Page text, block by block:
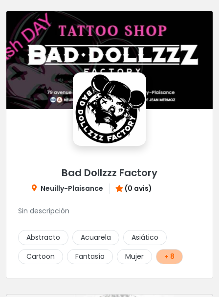
Bad Dollzzz Factory
Neuilly-Plaisance (0 avis)
Sin descripción
Abstracto Acuarela
Asiático
Cartoon
Fantasía Mujer + 8